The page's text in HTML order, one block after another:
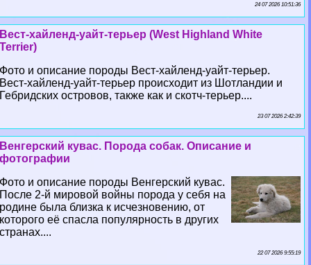
24 07 2026 10:51:36
Вест-хайленд-уайт-терьер (West Highland White
Terrier)
Фото и описание породы Вест-хайленд-уайт-терьер.
Вест-хайленд-уайт-терьер происходит из Шотландии и
Гебридских островов, также как и скотч-терьер....
23 07 2026 2:42:39
Венгерский кувас. Порода собак. Описание и
фотографии
Фото и описание породы Венгерский кувас.
После 2-й мировой войны порода у себя на
родине была близка к исчезновению, от
которого её спасла популярность в других
странах....
22 07 2026 9:55:19